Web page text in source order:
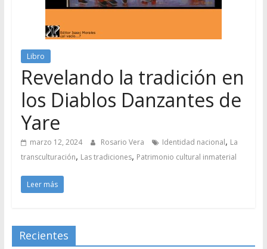
Libro
Revelando la tradición en
los Diablos Danzantes de
Yare
marzo 12, 2024 Rosario Vera Identidad nacional, La
transculturación, Las tradiciones, Patrimonio cultural inmaterial
Leer más
Recientes